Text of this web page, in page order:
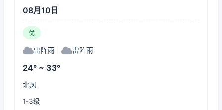
08月10日
优
雷阵雨 雷阵雨
24° ~ 33°
北风
1-3级